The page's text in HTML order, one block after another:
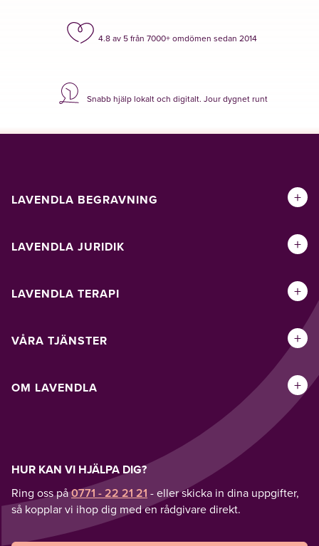
4.8 av 5 från 7000+ omdömen sedan 2014
Snabb hjälp lokalt och digitalt. Jour dygnet runt
LAVENDLA BEGRAVNING +
LAVENDLA JURIDIK +
LAVENDLA TERAPI +
VÅRA TJÄNSTER +
OM LAVENDLA +
HUR KAN VI HJÄLPA DIG?
Ring oss på0771 - 22 21 21 - eller skicka in dina uppgifter,
så kopplar vi ihop dig med en rådgivare direkt.